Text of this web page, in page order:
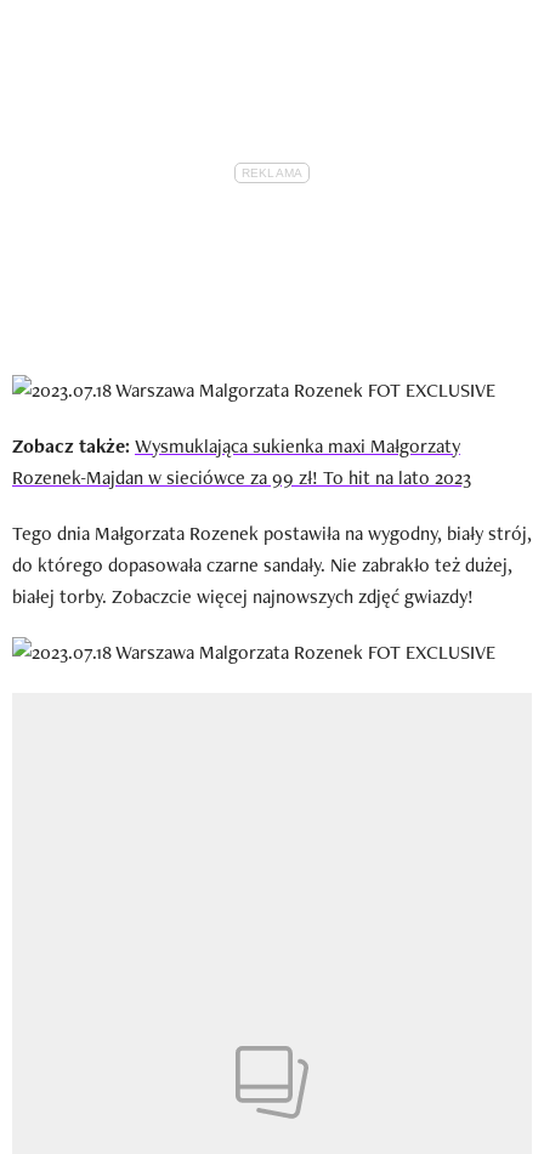
Zobacz także: Wysmuklająca sukienka maxi Małgorzaty
Rozenek-Majdan w sieciówce za 99 zł! To hit na lato 2023
Tego dnia Małgorzata Rozenek postawiła na wygodny, biały strój,
do którego dopasowała czarne sandały. Nie zabrakło też dużej,
białej torby. Zobaczcie więcej najnowszych zdjęć gwiazdy!